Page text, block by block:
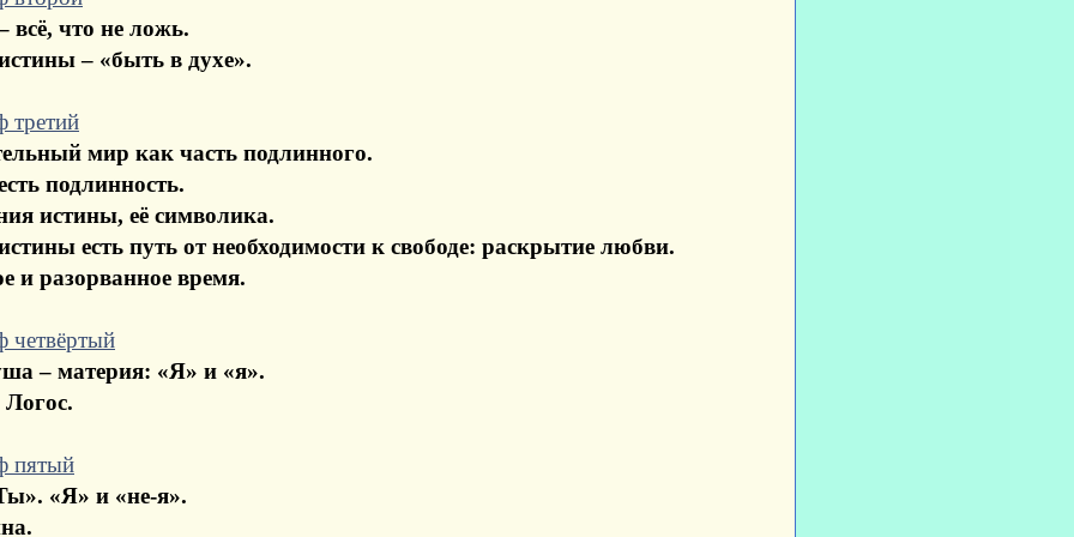
всё, что не ложь.
– «быть в духе».
третий
мир как часть подлинного.
подлинность.
истины, её символика.
есть путь от необходимости к свободе: раскрытие любви.
и разорванное время.
четвёртый
– материя: «Я» и «я».
пятый
«Я» и «не-я».